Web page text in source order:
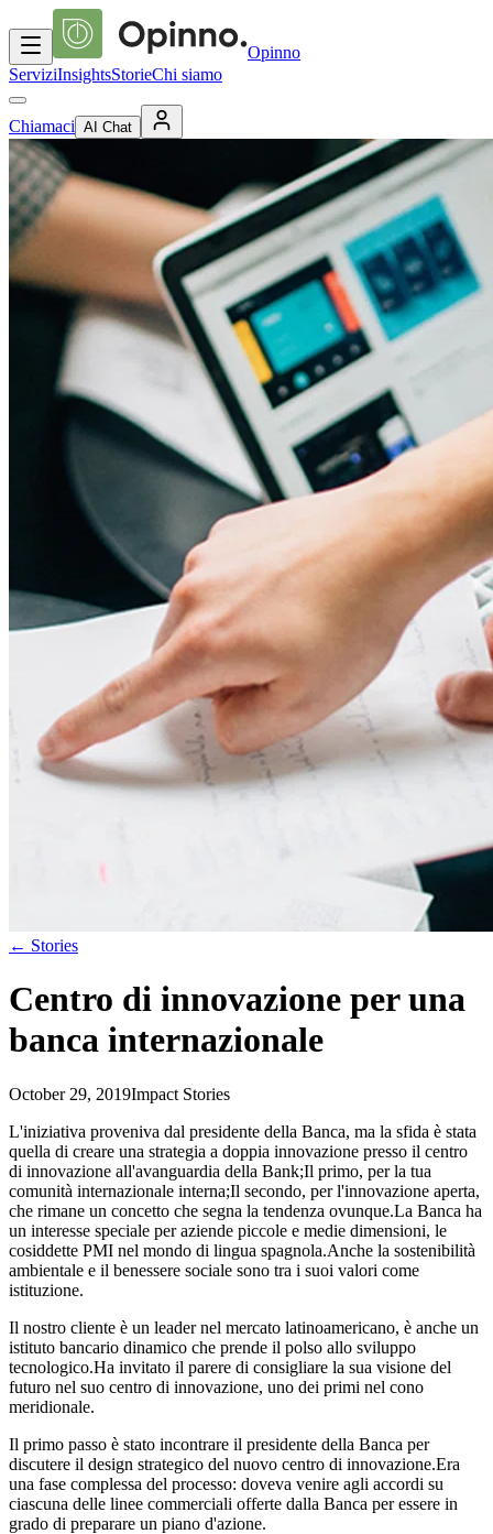
Opinno
ServiziInsightsStorieChi siamo
Chiamaci AI Chat
← Stories
Centro di innovazione per una
banca internazionale
October 29, 2019Impact Stories
L'iniziativa proveniva dal presidente della Banca, ma la sfida è stata
quella di creare una strategia a doppia innovazione presso il centro
di innovazione all'avanguardia della Bank;Il primo, per la tua
comunità internazionale interna;Il secondo, per l'innovazione aperta,
che rimane un concetto che segna la tendenza ovunque.La Banca ha
un interesse speciale per aziende piccole e medie dimensioni, le
cosiddette PMI nel mondo di lingua spagnola.Anche la sostenibilità
ambientale e il benessere sociale sono tra i suoi valori come
istituzione.
Il nostro cliente è un leader nel mercato latinoamericano, è anche un
istituto bancario dinamico che prende il polso allo sviluppo
tecnologico.Ha invitato il parere di consigliare la sua visione del
futuro nel suo centro di innovazione, uno dei primi nel cono
meridionale.
Il primo passo è stato incontrare il presidente della Banca per
discutere il design strategico del nuovo centro di innovazione.Era
una fase complessa del processo: doveva venire agli accordi su
ciascuna delle linee commerciali offerte dalla Banca per essere in
grado di preparare un piano d'azione.